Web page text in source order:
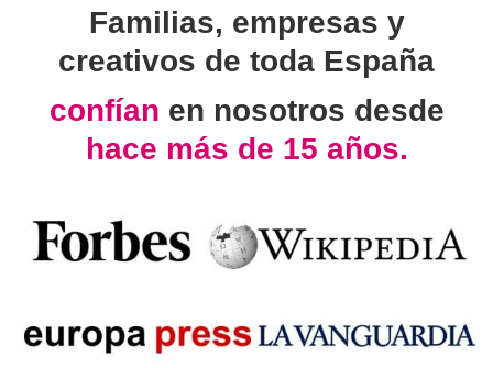
Familias, empresas y
creativos de toda España
confían en nosotros desde
hace más de 15 años.